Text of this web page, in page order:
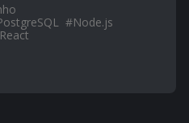
#Node.js
React